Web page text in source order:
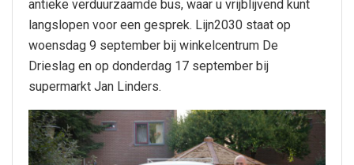
antieke verduurzaamde bus, waar u vrijblijvend kunt
langslopen voor een gesprek. Lijn2030 staat op
woensdag 9 september bij winkelcentrum De
Drieslag en op donderdag 17 september bij
supermarkt Jan Linders.